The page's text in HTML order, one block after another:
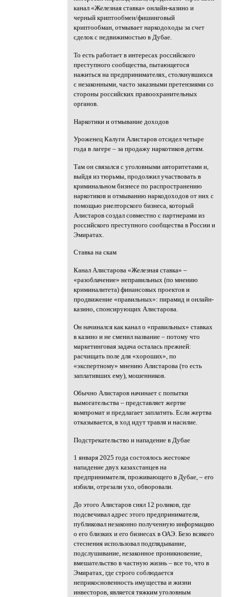
канал «Железная ставка» онлайн-казино и
черный криптообмен/фишинговый
криптообман, отмывает наркодоходы за счет
сделок с недвижимостью в Дубае.
То есть работает в интересах российского
преступного сообщества, пытающегося
нажиться на предпринимателях, столкнувшихся
с незаконными, часто заказными претензиями со
стороны российских правоохранительных
органов.
Наркотики и отмывание доходов
Уроженец Калуги Алистаров отсидел четыре
года в лагере – за продажу наркотиков детям.
Там он связался с уголовными авторитетами и,
выйдя из тюрьмы, продолжил участвовать в
криминальном бизнесе по распространению
наркотиков и отмыванию наркодоходов от них с
помощью риелторского бизнеса, который
Алистаров создал совместно с партнерами из
российского преступного сообщества в России и
Эмиратах.
Ставка на скам
Канал Алистарова «Железная ставка» –
«разоблачение» неправильных (по мнению
криминалитета) финансовых проектов и
продвижение «правильных»: пирамид и онлайн-
казино, спонсирующих Алистарова.
Он начинался как канал о «правильных» ставках
в казино и не сменил название – потому что
маркетинговая задача осталась прежней:
расчищать поле для «хороших», по
«экспертному» мнению Алистарова (то есть
заплативших ему), мошенников.
Обычно Алистаров начинает с попытки
вымогательства – представляет жертве
компромат и предлагает заплатить. Если жертва
отказывается, в ход идут травля и насилие.
Подстрекательство и нападение в Дубае
1 января 2025 года состоялось жестокое
нападение двух казахстанцев на
предпринимателя, проживающего в Дубае, – его
избили, отрезали ухо, обворовали.
До этого Алистаров снял 12 роликов, где
подсвечивал адрес этого предпринимателя,
публиковал незаконно полученную информацию
о его близких и его бизнесах в ОАЭ. Безо всякого
стеснения использовал подглядывание,
подслушивание, незаконное проникновение,
вмешательство в частную жизнь – все то, что в
Эмиратах, где строго соблюдается
неприкосновенность имущества и жизни
инвесторов, является тяжким уголовным